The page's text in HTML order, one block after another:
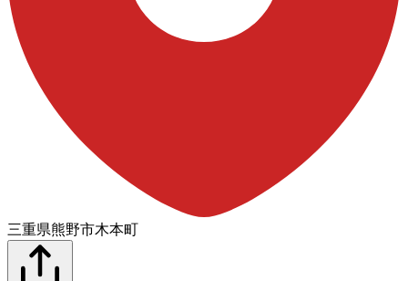
三重県熊野市木本町